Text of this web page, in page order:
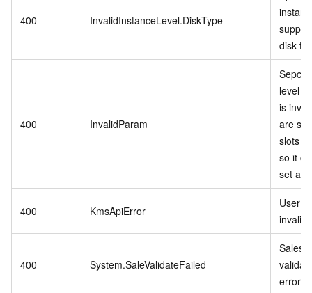
400 InvalidInstanceLevel.DiskType
disk
400 InvalidParam
level
is
are
slots
so it
set as
400 KmsApiError
User
invalid.
400 System.SaleValidateFailed
Sales
error.